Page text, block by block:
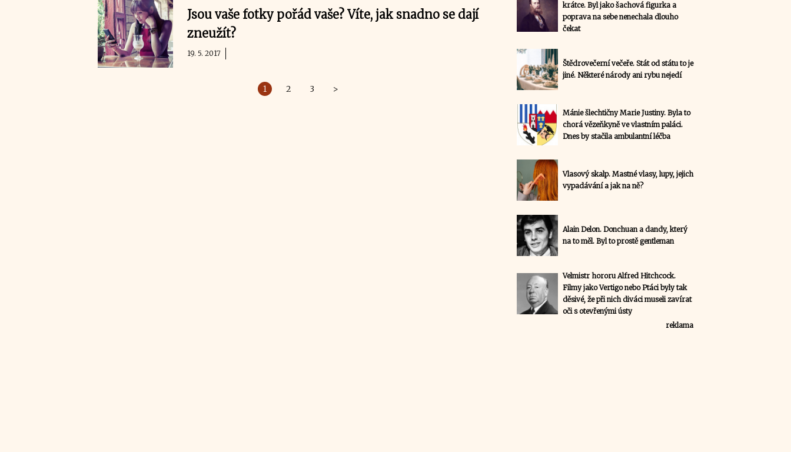
Jsou vaše fotky pořád vaše? Víte, jak snadno se dají
zneužít?
19. 5. 2017
1 2 3 >
krátce. Byl jako šachová figurka a
poprava na sebe nenechala dlouho
čekat
Štědrovečerní večeře. Stát od státu to je
jiné. Některé národy ani rybu nejedí
Mánie šlechtičny Marie Justiny. Byla to
chorá vězeňkyně ve vlastním paláci.
Dnes by stačila ambulantní léčba
Vlasový skalp. Mastné vlasy, lupy, jejich
vypadávání a jak na ně?
Alain Delon. Donchuan a dandy, který
na to měl. Byl to prostě gentleman
Velmistr hororu Alfred Hitchcock.
Filmy jako Vertigo nebo Ptáci byly tak
děsivé, že při nich diváci museli zavírat
oči s otevřenými ústy
reklama